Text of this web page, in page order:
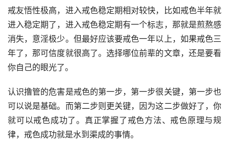
戒友悟性极高，进入戒色稳定期相对较快，比如戒色半年就
进入稳定期了，进入戒色稳定期有一个标志，那就是煎熬感
消失，意淫极少。但最好应该要戒色一年以上，如果戒色三
年了，那可信度就很高了。选择哪位前辈的文章，还是要看
你自己的眼光了。
认识撸管的危害是戒色的第一步，第一步很关键，第一步也
可以说是基础。而第二步则更关键，因为这二步做好了，你
就可以戒色成功了。真正掌握了戒色方法、戒色原理与规
律，戒色成功就是水到渠成的事情。